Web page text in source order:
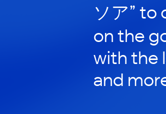
ソア”
on the
with the
and